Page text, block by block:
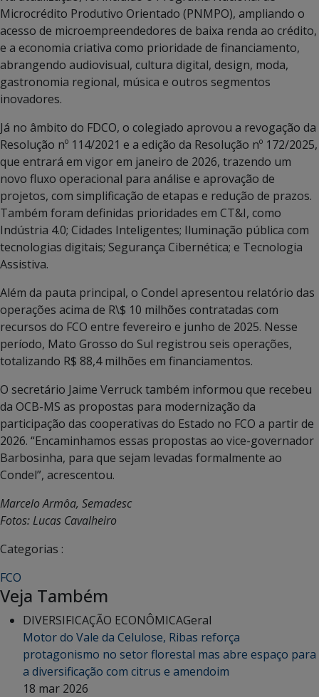
Microcrédito Produtivo Orientado (PNMPO), ampliando o
acesso de microempreendedores de baixa renda ao crédito,
e a economia criativa como prioridade de financiamento,
abrangendo audiovisual, cultura digital, design, moda,
gastronomia regional, música e outros segmentos
inovadores.
Já no âmbito do FDCO, o colegiado aprovou a revogação da
Resolução nº 114/2021 e a edição da Resolução nº 172/2025,
que entrará em vigor em janeiro de 2026, trazendo um
novo fluxo operacional para análise e aprovação de
projetos, com simplificação de etapas e redução de prazos.
Também foram definidas prioridades em CT&I, como
Indústria 4.0; Cidades Inteligentes; Iluminação pública com
tecnologias digitais; Segurança Cibernética; e Tecnologia
Assistiva.
Além da pauta principal, o Condel apresentou relatório das
operações acima de R\$ 10 milhões contratadas com
recursos do FCO entre fevereiro e junho de 2025. Nesse
período, Mato Grosso do Sul registrou seis operações,
totalizando R$ 88,4 milhões em financiamentos.
O secretário Jaime Verruck também informou que recebeu
da OCB-MS as propostas para modernização da
participação das cooperativas do Estado no FCO a partir de
2026. “Encaminhamos essas propostas ao vice-governador
Barbosinha, para que sejam levadas formalmente ao
Condel”, acrescentou.
Marcelo Armôa, Semadesc
Fotos: Lucas Cavalheiro
Categorias :
FCO
Veja Também
DIVERSIFICAÇÃO ECONÔMICAGeral
Motor do Vale da Celulose, Ribas reforça
protagonismo no setor florestal mas abre espaço para
a diversificação com citrus e amendoim
18 mar 2026